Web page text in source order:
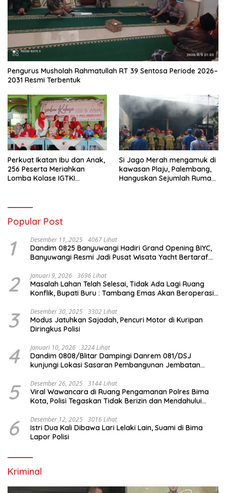
Pengurus Musholah Rahmatullah RT 39 Sentosa Periode 2026–
2031 Resmi Terbentuk
Perkuat Ikatan Ibu dan Anak,
256 Peserta Meriahkan
Lomba Kolase IGTKI
Si Jago Merah mengamuk di
kawasan Plaju, Palembang,
Hanguskan Sejumlah Rumah
Popular Post
1 Desember 11, 2025 4067 Lihat
Dandim 0825 Banyuwangi Hadiri Grand Opening BIYC,
Banyuwangi Resmi Jadi Pusat Wisata Yacht Bertaraf
2 Januari 9, 2026 3696 Lihat
Masalah Lahan Telah Selesai, Tidak Ada Lagi Ruang
Konflik, Bupati Buru : Tambang Emas Akan Beroperasi
3 Desember 30, 2025 3302 Lihat
Modus Jatuhkan Sajadah, Pencuri Motor di Kuripan
Diringkus Polisi
4 Januari 10, 2026 3224 Lihat
Dandim 0808/Blitar Dampingi Danrem 081/DSJ
kunjungi Lokasi Sasaran Pembangunan Jembatan
5 Desember 26, 2025 3144 Lihat
Viral Wawancara di Ruang Pengamanan Polres Bima
Kota, Polisi Tegaskan Tidak Berizin dan Mendahului
6 Desember 12, 2025 3016 Lihat
Istri Dua Kali Dibawa Lari Lelaki Lain, Suami di Bima
Lapor Polisi
Kriminal